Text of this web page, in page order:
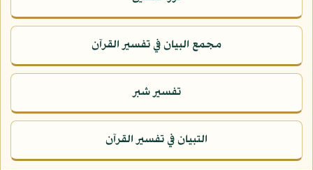
مجمع البيان في تفسير القرآن
تفسير شبر
التبيان في تفسير القرآن